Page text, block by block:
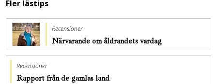
Fler lästips
Recensioner
Närvarande om åldrandets vardag
Recensioner
Rapport från de gamlas land